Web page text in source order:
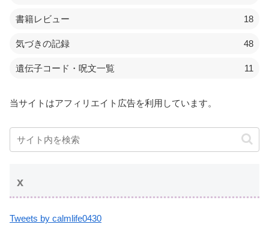
書籍レビュー 18
気づきの記録 48
遺伝子コード・呪文一覧 11
当サイトはアフィリエイト広告を利用しています。
x
Tweets by calmlife0430